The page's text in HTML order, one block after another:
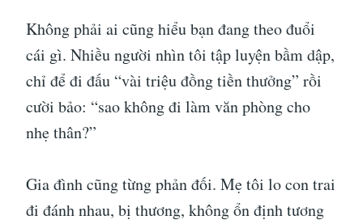
Không phải ai cũng hiểu bạn đang theo đuổi
cái gì. Nhiều người nhìn tôi tập luyện bầm dập,
chỉ để đi đấu “vài triệu đồng tiền thưởng” rồi
cười bảo: “sao không đi làm văn phòng cho
nhẹ thân?”
Gia đình cũng từng phản đối. Mẹ tôi lo con trai
đi đánh nhau, bị thương, không ổn định tương